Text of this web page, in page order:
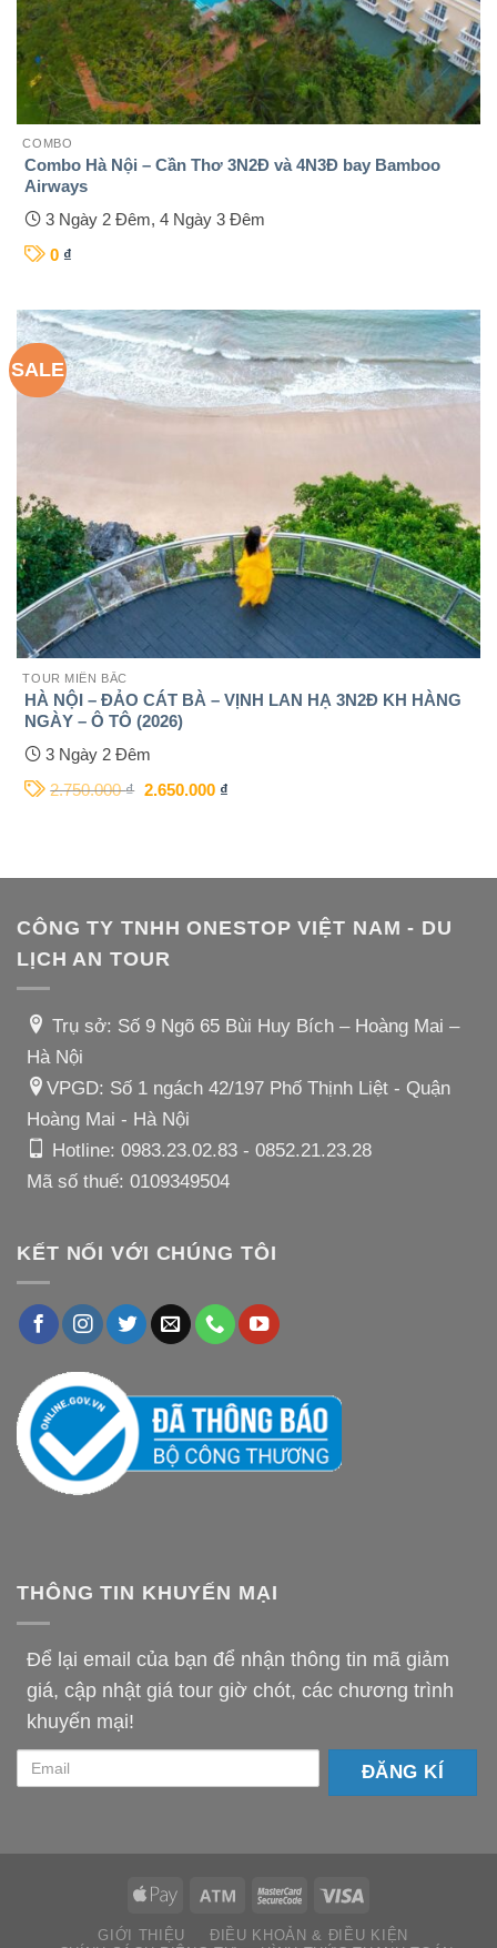
COMBO
Combo Hà Nội – Cần Thơ 3N2Đ và 4N3Đ bay Bamboo
Airways
3 Ngày 2 Đêm, 4 Ngày 3 Đêm
0 ₫
SALE
TOUR MIỀN BẮC
HÀ NỘI – ĐẢO CÁT BÀ – VỊNH LAN HẠ 3N2Đ KH HÀNG
NGÀY – Ô TÔ (2026)
3 Ngày 2 Đêm
2.750.000₫ 2.650.000 ₫
CÔNG TY TNHH ONESTOP VIỆT NAM - DU
LỊCH AN TOUR
Trụ sở: Số 9 Ngõ 65 Bùi Huy Bích – Hoàng Mai –
Hà Nội
VPGD: Số 1 ngách 42/197 Phố Thịnh Liệt - Quận
Hoàng Mai - Hà Nội
Hotline: 0983.23.02.83- 0852.21.23.28
Mã số thuế: 0109349504
KẾT NỐI VỚI CHÚNG TÔI
THÔNG TIN KHUYẾN MẠI
Để lại email của bạn để nhận thông tin mã giảm
giá, cập nhật giá tour giờ chót, các chương trình
khuyến mại!
email-
km
GIỚI THIỆU
ĐIỀU KHOẢN & ĐIỀU KIỆN